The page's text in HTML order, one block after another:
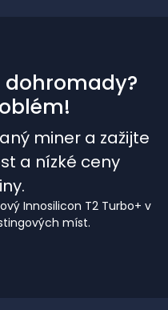
miner a zažijte
a nízké ceny
Innosilicon T2 Turbo+ v
míst.